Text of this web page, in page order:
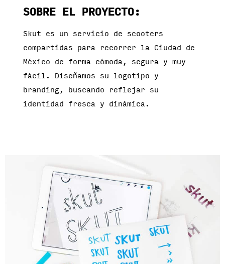
SOBRE EL PROYECTO:
Skut es un servicio de scooters
compartidas para recorrer la Ciudad de
México de forma cómoda, segura y muy
fácil. Diseñamos su logotipo y
branding, buscando reflejar su
identidad fresca y dinámica.